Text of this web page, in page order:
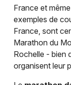
France et
exemples de
France, sont
Marathon du
Rochelle - bien
organisent leur